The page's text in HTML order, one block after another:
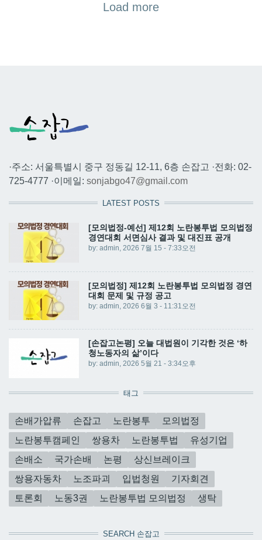
Load more
·주소: 서울특별시 중구 정동길 12-11, 6층 손잡고 ·전화: 02-
725-4777 ·이메일: sonjabgo47@gmail.com
LATEST POSTS
[모의법정-예선] 제12회 노란봉투법 모의법정
경연대회 서면심사 결과 및 대진표 공개
by: admin, 2026 7월 15 - 7:33오전
[모의법정] 제12회 노란봉투법 모의법정 경연
대회 문제 및 규정 공고
by: admin, 2026 6월 3 - 11:31오전
[손잡고논평] 오늘 대법원이 기각한 것은 ‘하
청노동자의 삶’이다
by: admin, 2026 5월 21 - 3:34오후
태그
손배가압류 손잡고 노란봉투
모의법정
노란봉투캠페인
쌍용차 노란봉투법
유성기업
손배소
국가손배 논평
상신브레이크
쌍용자동차
노조파괴 입법청원
기자회견
토론회
노동3권 노란봉투법 모의법정 생탁
SEARCH 손잡고